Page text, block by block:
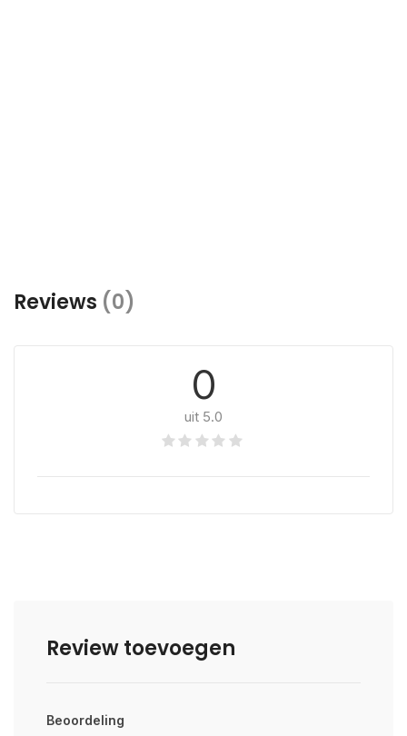
Reviews (0)
0
uit 5.0
Review toevoegen
Beoordeling